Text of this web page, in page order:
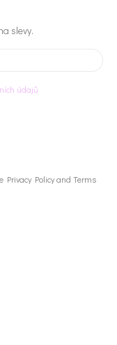
slevy.
údajů
Privacy Policyand Terms